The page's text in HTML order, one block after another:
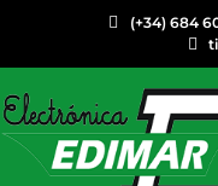
(+34) 684